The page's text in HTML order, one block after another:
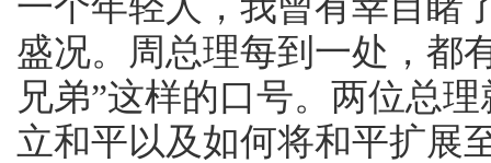
盛况。周总理每到一处，都
兄弟”这样的口号。两位总
立和平以及如何将和平扩展